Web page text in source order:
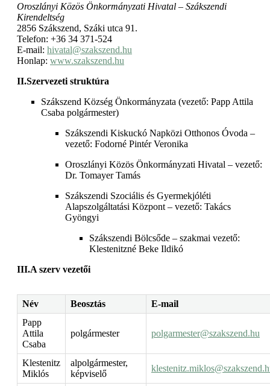
Oroszlányi Közös Önkormányzati Hivatal – Szákszendi
Kirendeltség
2856 Szákszend, Száki utca 91.
Telefon: +36 34 371-524
E-mail: hivatal@szakszend.hu
Honlap: www.szakszend.hu
II.Szervezeti struktúra
Szákszend Község Önkormányzata (vezető: Papp Attila
Csaba polgármester)
Szákszendi Kiskuckó Napközi Otthonos Óvoda –
vezető: Fodorné Pintér Veronika
Oroszlányi Közös Önkormányzati Hivatal – vezető:
Dr. Tomayer Tamás
Szákszendi Szociális és Gyermekjóléti
Alapszolgáltatási Központ – vezető: Takács
Gyöngyi
Szákszendi Bölcsőde – szakmai vezető:
Klestenitzné Beke Ildikó
III.A szerv vezetői
Név Beosztás
E-mail
Papp
Attila
Csaba
polgármester polgarmester@szakszend.hu
Klestenitz
Miklós
alpolgármester,
képviselő